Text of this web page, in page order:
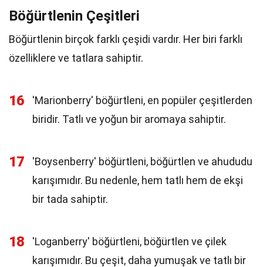
Böğürtlenin Çeşitleri
Böğürtlenin birçok farklı çeşidi vardır. Her biri farklı
özelliklere ve tatlara sahiptir.
16
'Marionberry' böğürtleni, en popüler çeşitlerden
biridir. Tatlı ve yoğun bir aromaya sahiptir.
17
'Boysenberry' böğürtleni, böğürtlen ve ahududu
karışımıdır. Bu nedenle, hem tatlı hem de ekşi
bir tada sahiptir.
18
'Loganberry' böğürtleni, böğürtlen ve çilek
karışımıdır. Bu çeşit, daha yumuşak ve tatlı bir